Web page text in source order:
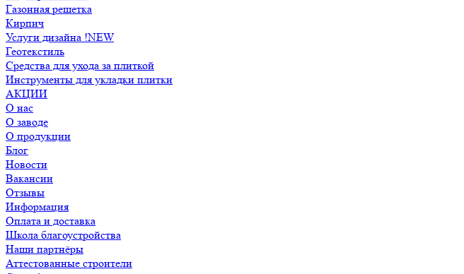
Газонная решетка
Кирпич
Услуги дизайна !NEW
Геотекстиль
Средства для ухода за плиткой
Инструменты для укладки плитки
АКЦИИ
О нас
О заводе
О продукции
Блог
Новости
Вакансии
Отзывы
Информация
Оплата и доставка
Школа благоустройства
Наши партнёры
Аттестованные строители